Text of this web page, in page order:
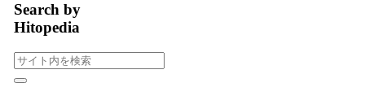
Search by
Hitopedia